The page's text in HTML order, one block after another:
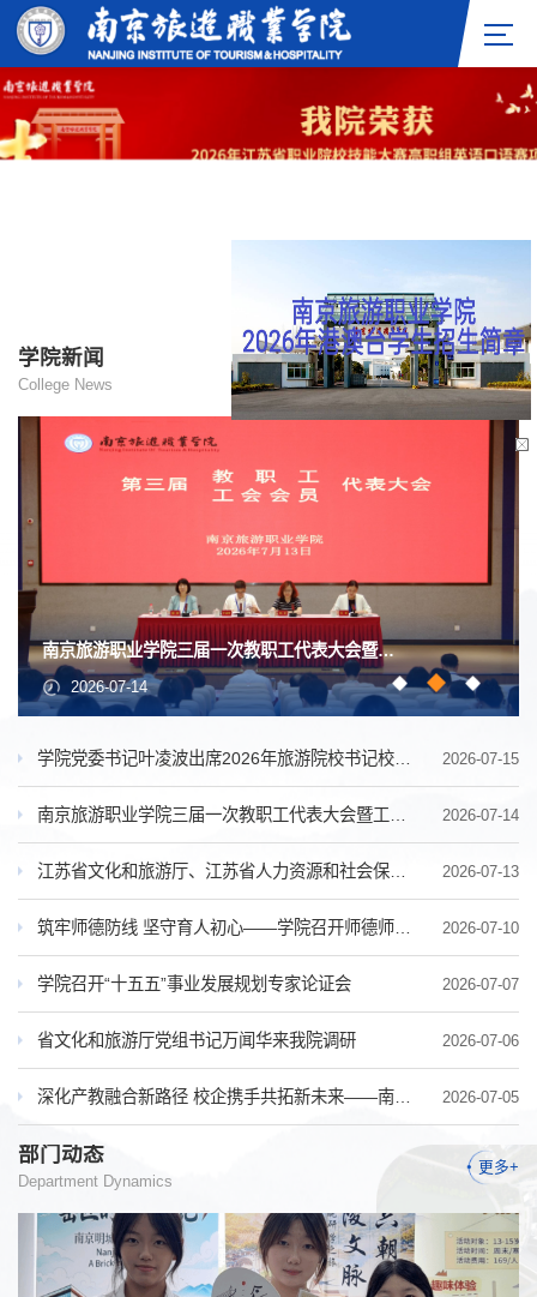
学院新闻
College News
更多+
南京旅游职业学院三届一次教职工代表大会暨工会会员代表大会胜利召开
2026-07-14
学院党委书记叶凌波出席2026年旅游院校书记校长工作研讨会并... 2026-07-15
南京旅游职业学院三届一次教职工代表大会暨工会会员代表大会... 2026-07-14
江苏省文化和旅游厅、江苏省人力资源和社会保障厅联合颁发首... 2026-07-13
筑牢师德防线 坚守育人初心——学院召开师德师风警示教育大会 2026-07-10
学院召开“十五五”事业发展规划专家论证会 2026-07-07
省文化和旅游厅党组书记万闻华来我院调研 2026-07-06
深化产教融合新路径 校企携手共拓新未来——南京旅游职业学院... 2026-07-05
部门动态
Department Dynamics
更多+